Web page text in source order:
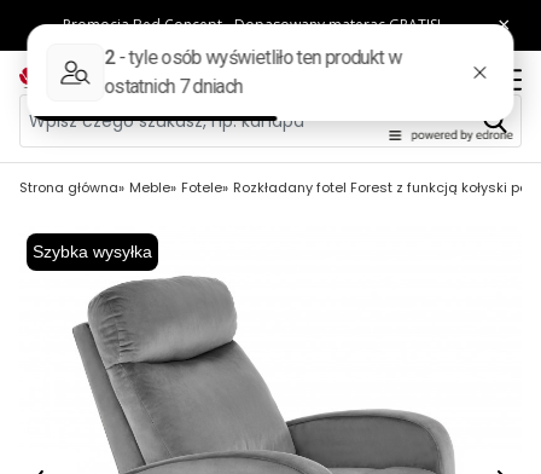
Strona główna Meble Fotele Rozkładany fotel Forest z funkcją kołyski
Szybka wysyłka